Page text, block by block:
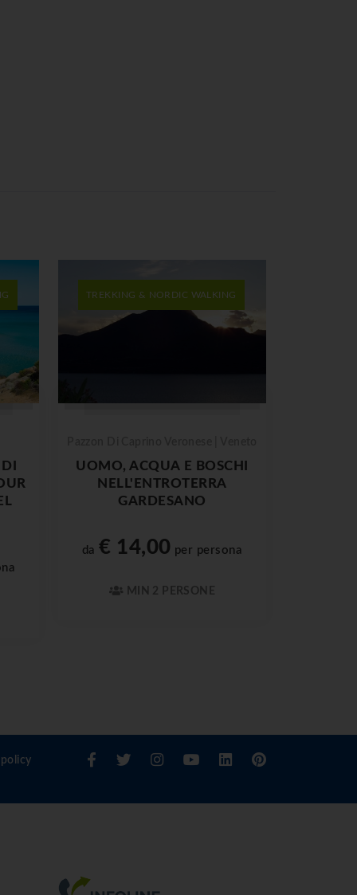
TREKKING & NORDIC WALKING
UOMO, ACQUA E BOSCHI
NELL'ENTROTERRA
GARDESANO
da€ 14,00 per persona
MIN 2 PERSONE
policy